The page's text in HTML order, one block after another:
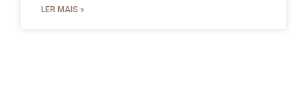
LER MAIS »